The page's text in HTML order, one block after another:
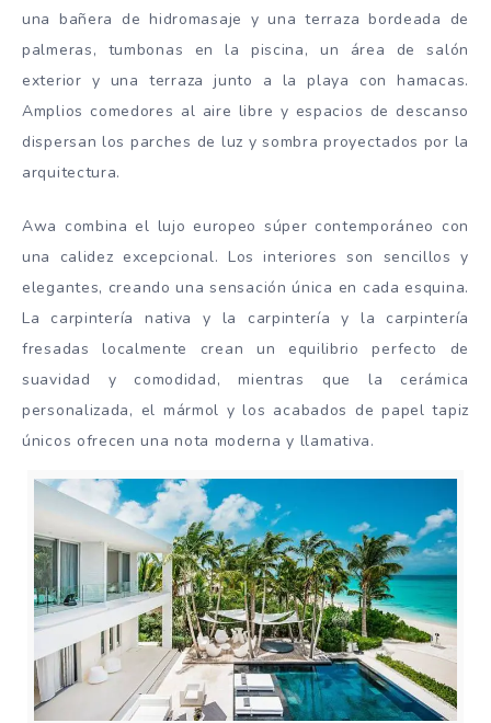
una bañera de hidromasaje y una terraza bordeada de
palmeras, tumbonas en la piscina, un área de salón
exterior y una terraza junto a la playa con hamacas.
Amplios comedores al aire libre y espacios de descanso
dispersan los parches de luz y sombra proyectados por la
arquitectura.
Awa combina el lujo europeo súper contemporáneo con
una calidez excepcional. Los interiores son sencillos y
elegantes, creando una sensación única en cada esquina.
La carpintería nativa y la carpintería y la carpintería
fresadas localmente crean un equilibrio perfecto de
suavidad y comodidad, mientras que la cerámica
personalizada, el mármol y los acabados de papel tapiz
únicos ofrecen una nota moderna y llamativa.